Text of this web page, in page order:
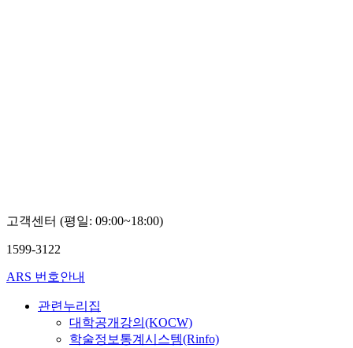
고객센터 (평일: 09:00~18:00)
1599-3122
ARS 번호안내
관련누리집
대학공개강의(KOCW)
학술정보통계시스템(Rinfo)